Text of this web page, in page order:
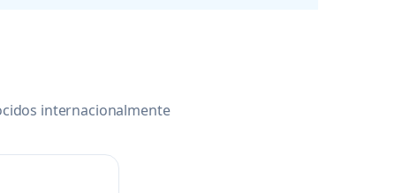
internacionalmente